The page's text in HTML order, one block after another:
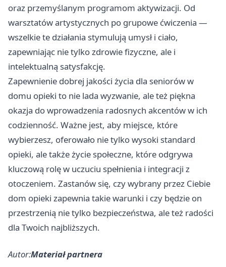
oraz przemyślanym programom aktywizacji. Od
warsztatów artystycznych po grupowe ćwiczenia —
wszelkie te działania stymulują umysł i ciało,
zapewniając nie tylko zdrowie fizyczne, ale i
intelektualną satysfakcję.
Zapewnienie dobrej jakości życia dla seniorów w
domu opieki to nie lada wyzwanie, ale też piękna
okazja do wprowadzenia radosnych akcentów w ich
codzienność. Ważne jest, aby miejsce, które
wybierzesz, oferowało nie tylko wysoki standard
opieki, ale także życie społeczne, które odgrywa
kluczową rolę w uczuciu spełnienia i integracji z
otoczeniem. Zastanów się, czy wybrany przez Ciebie
dom opieki zapewnia takie warunki i czy będzie on
przestrzenią nie tylko bezpieczeństwa, ale też radości
dla Twoich najbliższych.
Autor:Materiał partnera